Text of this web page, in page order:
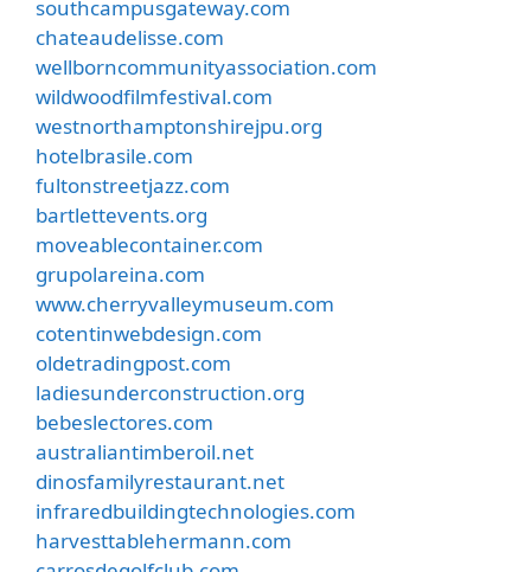
southcampusgateway.com
chateaudelisse.com
wellborncommunityassociation.com
wildwoodfilmfestival.com
westnorthamptonshirejpu.org
hotelbrasile.com
fultonstreetjazz.com
bartlettevents.org
moveablecontainer.com
grupolareina.com
www.cherryvalleymuseum.com
cotentinwebdesign.com
oldetradingpost.com
ladiesunderconstruction.org
bebeslectores.com
australiantimberoil.net
dinosfamilyrestaurant.net
infraredbuildingtechnologies.com
harvesttablehermann.com